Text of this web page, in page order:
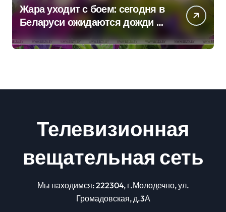
Жара уходит с боем: сегодня в
Беларуси ожидаются дожди и
грозы
Телевизионная
вещательная сеть
Мы находимся: 222304, г.Молодечно, ул.
Громадовская, д.3А